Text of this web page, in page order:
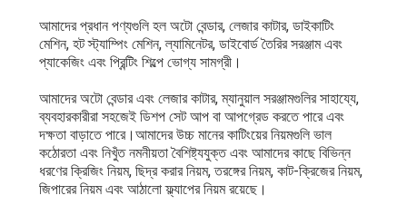
আমাদের প্রধান পণ্যগুলি হল অটো বেন্ডার, লেজার কাটার, ডাইকাটিং
মেশিন, হট স্ট্যাম্পিং মেশিন, ল্যামিনেটর, ডাইবোর্ড তৈরির সরঞ্জাম এবং
প্যাকেজিং এবং প্রিন্টিং শিল্পে ভোগ্য সামগ্রী।
আমাদের অটো বেন্ডার এবং লেজার কাটার, ম্যানুয়াল সরঞ্জামগুলির সাহায্যে,
ব্যবহারকারীরা সহজেই ডিশপ সেট আপ বা আপগ্রেড করতে পারে এবং
দক্ষতা বাড়াতে পারে।আমাদের উচ্চ মানের কাটিংয়ের নিয়মগুলি ভাল
কঠোরতা এবং নিখুঁত নমনীয়তা বৈশিষ্ট্যযুক্ত এবং আমাদের কাছে বিভিন্ন
ধরণের ক্রিজিং নিয়ম, ছিদ্র করার নিয়ম, তরঙ্গের নিয়ম, কাট-ক্রিজের নিয়ম,
জিপারের নিয়ম এবং আঠালো ফ্ল্যাপের নিয়ম রয়েছে।